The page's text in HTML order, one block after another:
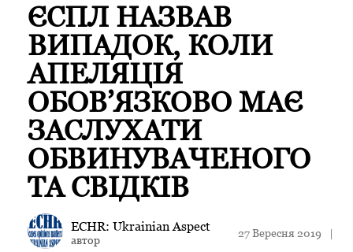
ЄСПЛ НАЗВАВ
ВИПАДОК, КОЛИ
АПЕЛЯЦІЯ
ОБОВ’ЯЗКОВО МАЄ
ЗАСЛУХАТИ
ОБВИНУВАЧЕНОГО
ТА СВІДКІВ
ECHR: Ukrainian Aspect
автор
27 Вересня 2019 |